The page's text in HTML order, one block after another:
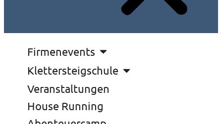
Firmenevents
Klettersteigschule
Veranstaltungen
House Running